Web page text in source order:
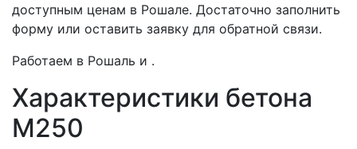
доступным ценам в Рошале. Достаточно заполнить
форму или оставить заявку для обратной связи.
Работаем в Рошаль и .
Характеристики бетона
М250